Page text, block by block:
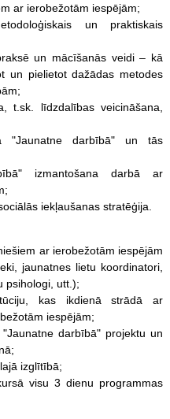
ar ierobežotām iespējām;
un praktiskais
un mācīšanās veidi – kā
un pielietot dažādas metodes
t.sk. līdzdalības veicināšana,
"Jaunatne darbībā" un tās
izmantošana darbā ar
iekļaušanas stratēģija.
ar ierobežotām iespējām
jaunatnes lietu koordinatori,
psihologi, utt.);
kas ikdienā strādā ar
iespējām;
darbībā" projektu un
izglītībā;
visu 3 dienu programmas